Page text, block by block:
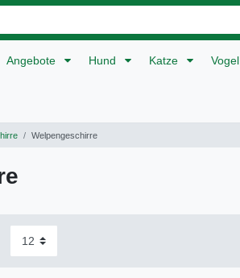
Angebote Hund Katze Vogel
Welpengeschirre